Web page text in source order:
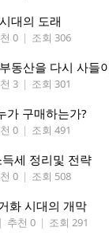
대의 도래
0 | 조회 306
동산을 다시 사들
3 | 조회 301
가 구매하는가?
0 | 조회 491
세 정리및 전략
0 | 조회 508
화 시대의 개막
| 추천 0 | 조회 291